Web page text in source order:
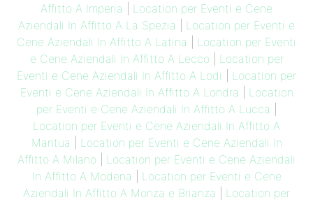
Affitto A Imperia
Location per Eventi e Cene
Aziendali In Affitto A La Spezia
Location per Eventi e
Cene Aziendali In Affitto A Latina
Location per Eventi
e Cene Aziendali In Affitto A Lecco| Location per
Eventi e Cene Aziendali In Affitto A Lodi
Location per
Eventi e Cene Aziendali In Affitto A Londra
Location
per Eventi e Cene Aziendali In Affitto A Lucca
Location per Eventi e Cene Aziendali In Affitto A
Mantua
Location per Eventi e Cene Aziendali In
Affitto A Milano
Location per Eventi e Cene Aziendali
In Affitto A Modena
Location per Eventi e Cene
Aziendali In Affitto A Monza e Brianza
Location per